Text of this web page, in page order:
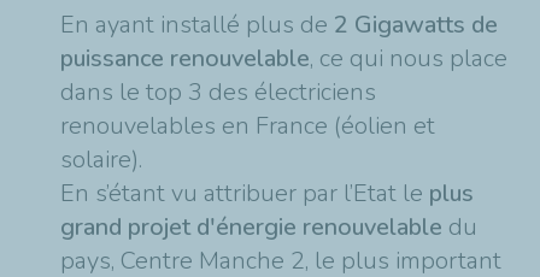
En ayant installé plus de 2 Gigawatts de
puissance renouvelable, ce qui nous place
dans le top 3 des électriciens
renouvelables en France (éolien et
solaire).
En s’étant vu attribuer par l’Etat le plus
grand projet d'énergie renouvelable du
pays, Centre Manche 2, le plus important